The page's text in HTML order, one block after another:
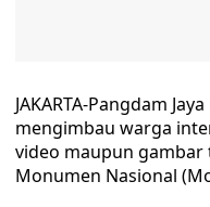
JAKARTA-Pangdam
mengimbau warga
video maupun
Monumen Nasional